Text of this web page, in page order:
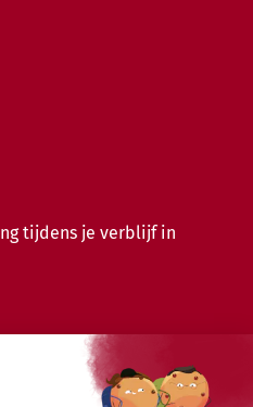
tijdens je verblijf in